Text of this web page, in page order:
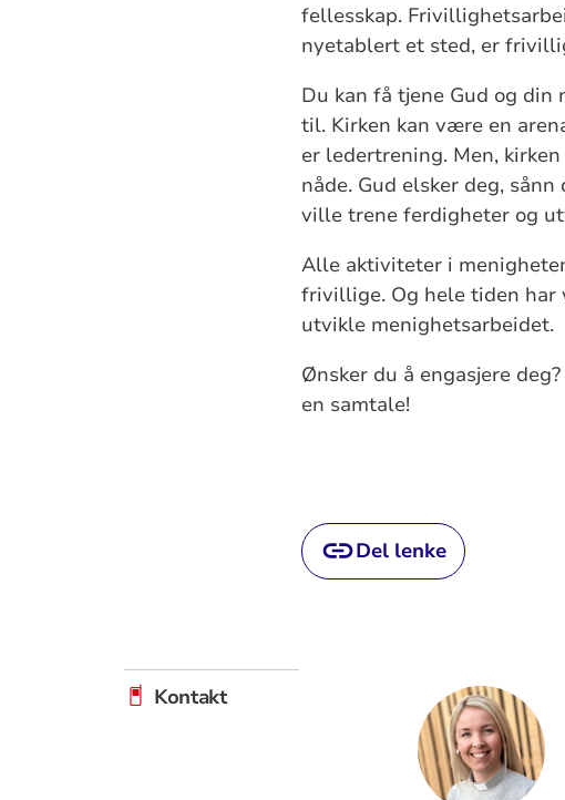
fellesskap.
nyetablert et sted, er
Du kan få tjene Gud og
til. Kirken kan være en
er ledertrening. Men,
nåde. Gud elsker deg,
ville trene ferdigheter og
Alle aktiviteter i
frivillige. Og hele tiden har
utvikle menighetsarbeidet.
Ønsker du å engasjere
en samtale!
Del lenke
Kontakt